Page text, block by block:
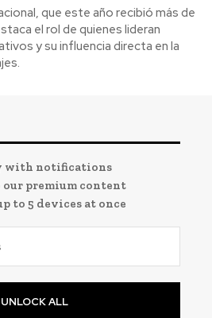
que este año recibió más de
el rol de quienes lideran
y su influencia directa en la
with notifications
our premium content
to 5 devices at once
UNLOCK ALL